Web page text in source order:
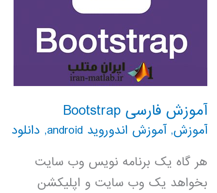
آموزش فارسی Bootstrap
آموزش,آموزش اندوروید android , دانلود
هر گاه یک برنامه نویس وب سایت
بخواهد یک وب سایت و اپلیکشن